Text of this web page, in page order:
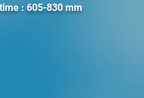
: 605-830 mm